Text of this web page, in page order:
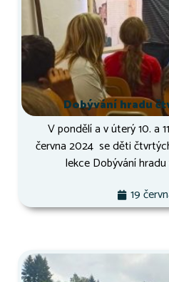
Dobývání hradu
V pondělí a v úterý 10. a
června 2024 se děti
lekce Dobývání
19